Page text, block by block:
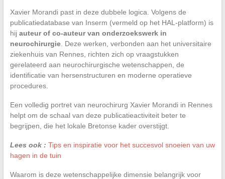
Xavier Morandi past in deze dubbele logica. Volgens de
publicatiedatabase van Inserm (vermeld op het HAL-platform) is
hij auteur of co-auteur van onderzoekswerk in
neurochirurgie. Deze werken, verbonden aan het universitaire
ziekenhuis van Rennes, richten zich op vraagstukken
gerelateerd aan neurochirurgische wetenschappen, de
identificatie van hersenstructuren en moderne operatieve
procedures.
Een volledig portret van neurochirurg Xavier Morandi in Rennes
helpt om de schaal van deze publicatieactiviteit beter te
begrijpen, die het lokale Bretonse kader overstijgt.
Lees ook : Tips en inspiratie voor het succesvol snoeien van uw
hagen in de tuin
Waarom is deze wetenschappelijke dimensie belangrijk voor